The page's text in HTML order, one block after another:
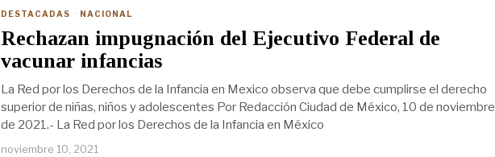
DESTACADAS · NACIONAL
Rechazan impugnación del Ejecutivo Federal de
vacunar infancias
La Red por los Derechos de la Infancia en Mexico observa que debe cumplirse el derecho
superior de niñas, niños y adolescentes Por Redacción Ciudad de México, 10 de noviembre
de 2021.- La Red por los Derechos de la Infancia en México
noviembre 10, 2021